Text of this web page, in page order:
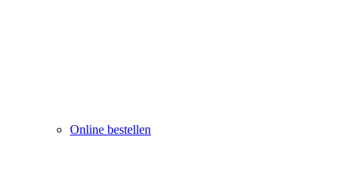
Online bestellen